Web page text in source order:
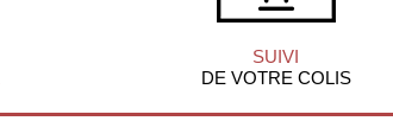
SUIVI
DE VOTRE COLIS